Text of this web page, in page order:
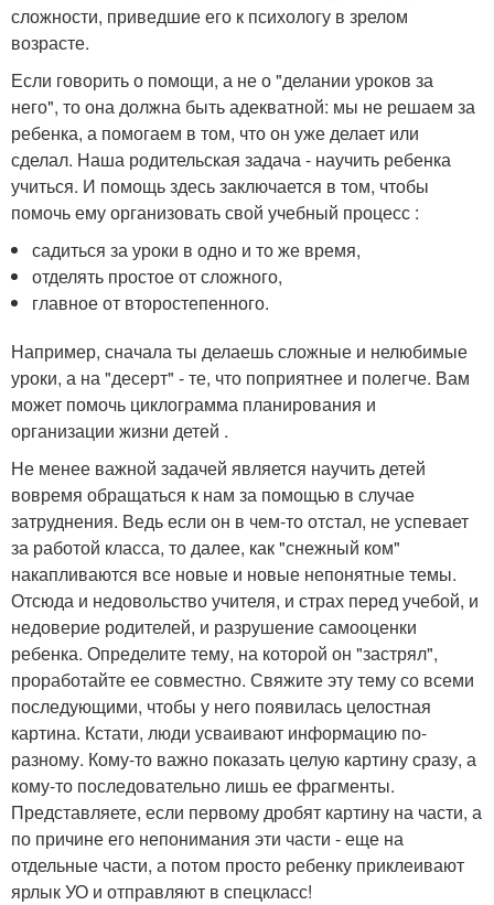
сложности, приведшие его к психологу в зрелом
возрасте.
Если говорить о помощи, а не о "делании уроков за
него", то она должна быть адекватной: мы не решаем за
ребенка, а помогаем в том, что он уже делает или
сделал. Наша родительская задача - научить ребенка
учиться. И помощь здесь заключается в том, чтобы
помочь ему организовать свой учебный процесс :
садиться за уроки в одно и то же время,
отделять простое от сложного,
главное от второстепенного.
Например, сначала ты делаешь сложные и нелюбимые
уроки, а на "десерт" - те, что поприятнее и полегче. Вам
может помочь циклограмма планирования и
организации жизни детей .
Не менее важной задачей является научить детей
вовремя обращаться к нам за помощью в случае
затруднения. Ведь если он в чем-то отстал, не успевает
за работой класса, то далее, как "снежный ком"
накапливаются все новые и новые непонятные темы.
Отсюда и недовольство учителя, и страх перед учебой, и
недоверие родителей, и разрушение самооценки
ребенка. Определите тему, на которой он "застрял",
проработайте ее совместно. Свяжите эту тему со всеми
последующими, чтобы у него появилась целостная
картина. Кстати, люди усваивают информацию по-
разному. Кому-то важно показать целую картину сразу, а
кому-то последовательно лишь ее фрагменты.
Представляете, если первому дробят картину на части, а
по причине его непонимания эти части - еще на
отдельные части, а потом просто ребенку приклеивают
ярлык УО и отправляют в спецкласс!